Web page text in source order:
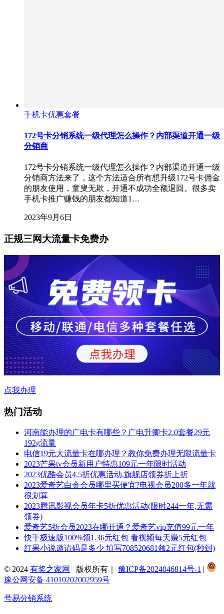
手机卡优惠套餐
172号卡分销系统一级代理怎么操作？内部渠道开通一级
分销商
172号卡分销系统一级代理怎么操作？内部渠道开通一级
分销商方法来了，这个方法适合所有想升级172号卡佣金
的朋友使用，童叟无欺，开通不成功全额退回。很多卖
手机卡推广赚钱的朋友都知道1…
2023年9月6日
正规三网大流量卡免费办
点我办理
热门活动
河南能办理的广电卡有哪些？广电升卿卡2.0套餐29元
192g流量
电信19元大流量卡在哪办理？教你免费办理无限流量卡
2023芒果tv会员新用户特惠109元一年限时活动
2023优酷会员4.5折优惠活动,旗舰店领券折上折
2023爱奇艺白金会员哪里买便宜?电视会员200多一年就
很划算
2023腾讯影视会员年卡5折优惠活动(限时244一年,无需
领券)
爱奇艺5折会员2023在哪开通？爱奇艺vip充值99元一年
快手极速版100%领1.36元红包 看视频每天赚5元红包
红果小说邀请码是多少 填写708520681领2元红包(秒到)
© 2024 有奖之家网 版权所有｜ 豫ICP备2024046814号-1 |
豫公网安备 41010202002959号
号易分销系统